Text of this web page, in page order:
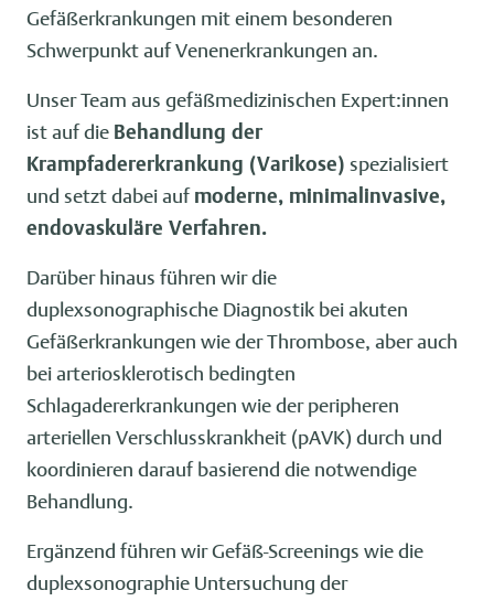
Gefäßerkrankungen mit einem besonderen
Schwerpunkt auf Venenerkrankungen an.
Unser Team aus gefäßmedizinischen Expert:innen
ist auf die Behandlung der
Krampfadererkrankung (Varikose) spezialisiert
und setzt dabei aufmoderne, minimalinvasive,
endovaskuläre Verfahren.
Darüber hinaus führen wir die
duplexsonographische Diagnostik bei akuten
Gefäßerkrankungen wie der Thrombose, aber auch
bei arteriosklerotisch bedingten
Schlagadererkrankungen wie der peripheren
arteriellen Verschlusskrankheit (pAVK) durch und
koordinieren darauf basierend die notwendige
Behandlung.
Ergänzend führen wir Gefäß-Screenings wie die
duplexsonographie Untersuchung der